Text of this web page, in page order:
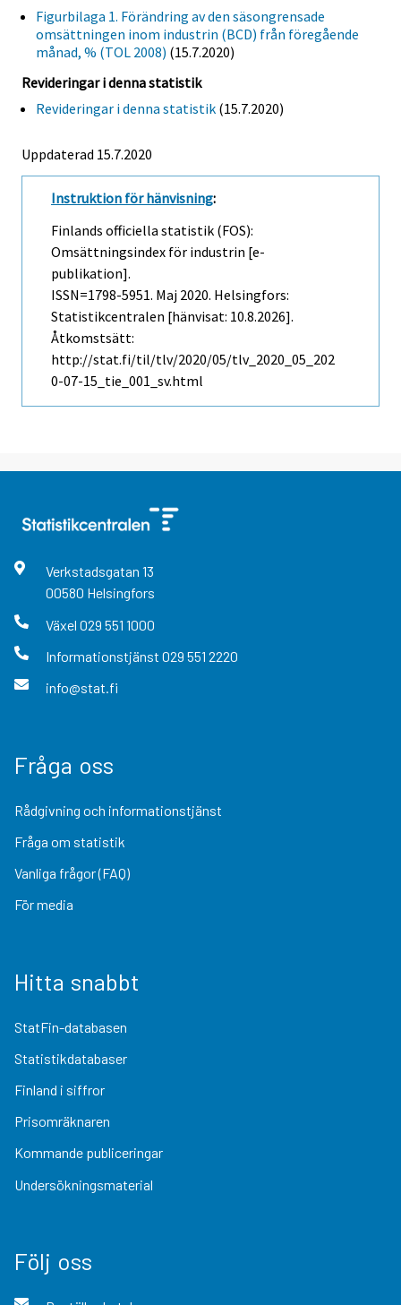
Figurbilaga 1. Förändring av den säsongrensade
omsättningen inom industrin (BCD) från föregående
månad, % (TOL 2008) (15.7.2020)
Revideringar i denna statistik
Revideringar i denna statistik (15.7.2020)
Uppdaterad 15.7.2020
Instruktion för hänvisning:
Finlands officiella statistik (FOS):
Omsättningsindex för industrin [e-
publikation].
ISSN=1798-5951. Maj 2020. Helsingfors:
Statistikcentralen [hänvisat: 10.8.2026].
Åtkomstsätt:
http://stat.fi/til/tlv/2020/05/tlv_2020_05_202
0-07-15_tie_001_sv.html
Verkstadsgatan 13
00580 Helsingfors
Växel 029 551 1000
Informationstjänst 029 551 2220
info@stat.fi
Fråga oss
Rådgivning och informationstjänst
Fråga om statistik
Vanliga frågor (FAQ)
För media
Hitta snabbt
StatFin-databasen
Statistikdatabaser
Finland i siffror
Prisomräknaren
Kommande publiceringar
Undersökningsmaterial
Följ oss